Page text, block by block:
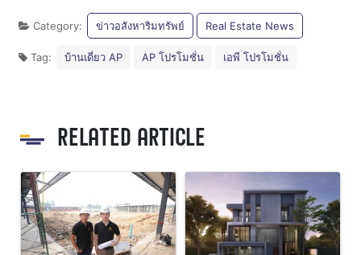
Category: ข่าวอสังหาริมทรัพย์ Real Estate News
Tag: บ้านเดี่ยว AP AP โปรโมชั่น เอพี โปรโมชั่น
RELATED ARTICLE